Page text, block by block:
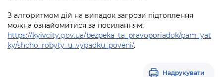
З алгоритмом дій на випадок загрози підтоплення
можна ознайомитися за посиланням:
https://kyivcity.gov.ua/bezpeka_ta_pravoporiadok/pam_yat
ky/shcho_robyty_u_vypadku_poveni/.
Надрукувати